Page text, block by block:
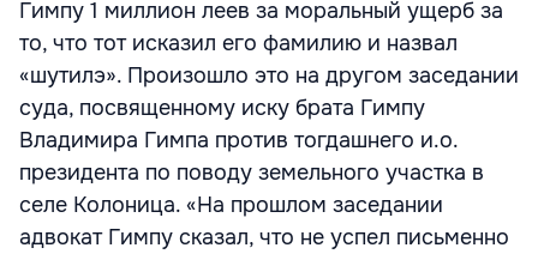
Гимпу 1 миллион леев за моральный ущерб за
то, что тот исказил его фамилию и назвал
«шутилэ». Произошло это на другом заседании
суда, посвященному иску брата Гимпу
Владимира Гимпа против тогдашнего и.о.
президента по поводу земельного участка в
селе Колоница. «На прошлом заседании
адвокат Гимпу сказал, что не успел письменно